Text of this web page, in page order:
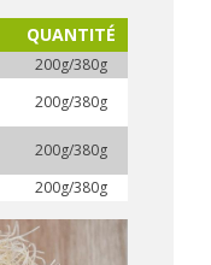
QUANTITÉ
200g/380g
200g/380g
200g/380g
200g/380g